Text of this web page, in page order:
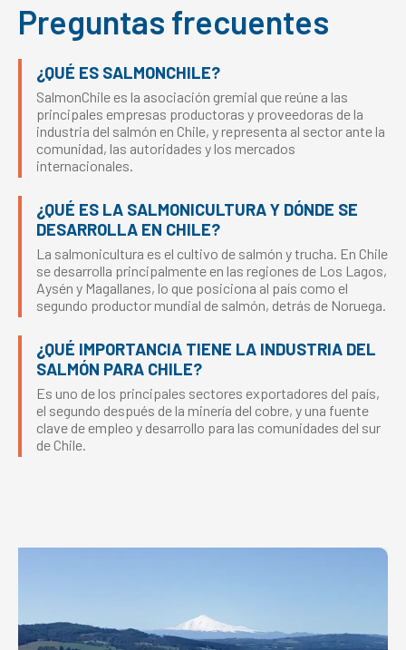
Preguntas frecuentes
¿QUÉ ES SALMONCHILE?
SalmonChile es la asociación gremial que reúne a las
principales empresas productoras y proveedoras de la
industria del salmón en Chile, y representa al sector ante la
comunidad, las autoridades y los mercados
internacionales.
¿QUÉ ES LA SALMONICULTURA Y DÓNDE SE
DESARROLLA EN CHILE?
La salmonicultura es el cultivo de salmón y trucha. En Chile
se desarrolla principalmente en las regiones de Los Lagos,
Aysén y Magallanes, lo que posiciona al país como el
segundo productor mundial de salmón, detrás de Noruega.
¿QUÉ IMPORTANCIA TIENE LA INDUSTRIA DEL
SALMÓN PARA CHILE?
Es uno de los principales sectores exportadores del país,
el segundo después de la minería del cobre, y una fuente
clave de empleo y desarrollo para las comunidades del sur
de Chile.